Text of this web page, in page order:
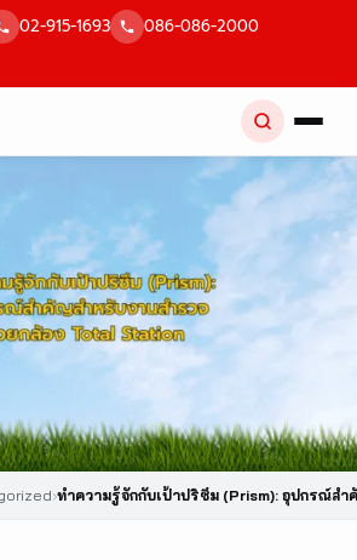
02-915-1693 086-086-2000
›ทำความรู้จักกับเป้าปริซึม (Prism): อุปกรณ์ส